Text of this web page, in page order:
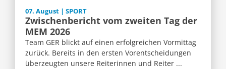
07. August | SPORT
Zwischenbericht vom zweiten Tag der
MEM 2026
Team GER blickt auf einen erfolgreichen Vormittag
zurück. Bereits in den ersten Vorentscheidungen
überzeugten unsere Reiterinnen und Reiter ...